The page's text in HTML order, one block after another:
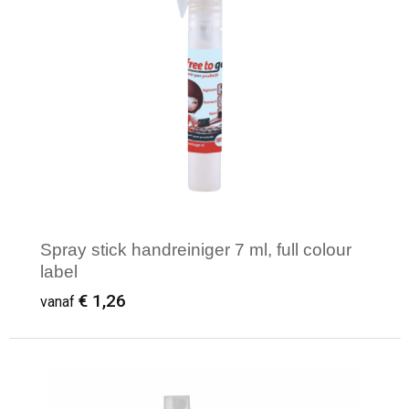
Spray stick handreiniger 7 ml, full colour
label
vanaf € 1,26
Minimale afname: 100